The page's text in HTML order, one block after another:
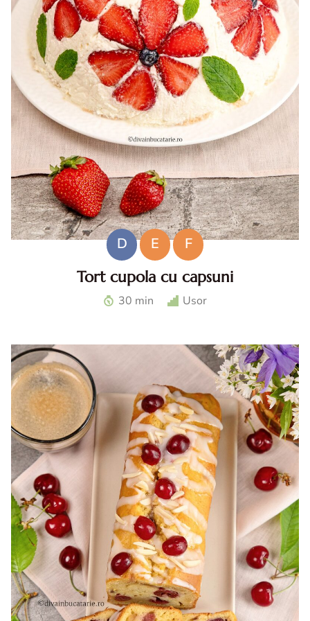
D E
F
Tort cupola cu capsuni
Tort cupola cu capsuni. Tort fara coacere cu capsuni. Tort
cu mascarpone si capsuni. Reteta tort cupola. Tort cu
30 min Usor